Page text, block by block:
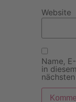
Website
Name,
in